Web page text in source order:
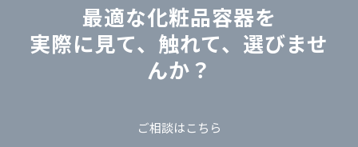
最適な化粧品容器を
実際に見て、触れて、選びませ
んか？
ご相談はこちら